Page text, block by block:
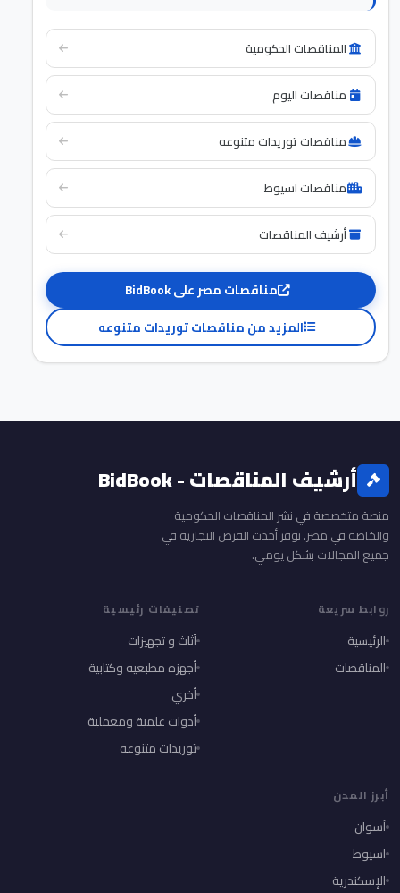
المناقصات الحكومية
مناقصات اليوم
مناقصات توريدات متنوعه
مناقصات اسيوط
أرشيف المناقصات
مناقصات مصر على BidBook
المزيد من مناقصات توريدات متنوعه
أرشيف المناقصات - BidBook
منصة متخصصة في نشر المناقصات الحكومية
والخاصة في مصر. نوفر أحدث الفرص التجارية في
جميع المجالات بشكل يومي.
روابط سريعة
الرئيسية
المناقصات
تصنيفات رئيسية
أثاث و تجهيزات
أجهزه مطبعيه وكتابية
أخري
أدوات علمية ومعملية
توريدات متنوعه
أبرز المدن
أسوان
اسيوط
الإسكندرية